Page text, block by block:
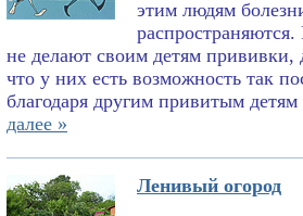
этим людям
не делают своим детям прививки,
что у них есть возможность так
благодаря другим привитым
далее »
Ленивый огород